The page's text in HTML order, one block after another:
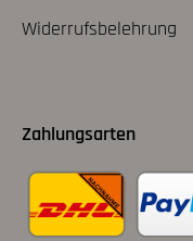
Widerrufsbelehrung
Zahlungsarten